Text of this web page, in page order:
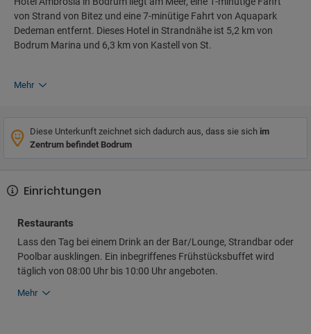
von Strand von Bitez und eine 7-minütige Fahrt von Aquapark
Dedeman entfernt. Dieses Hotel in Strandnähe ist 5,2 km von
Bodrum Marina und 6,3 km von Kastell von St.
Mehr
Diese Unterkunft zeichnet sich dadurch aus, dass sie sich im
Zentrum befindet Bodrum
Einrichtungen
Restaurants
Lass den Tag bei einem Drink an der Bar/Lounge, Strandbar oder
Poolbar ausklingen. Ein inbegriffenes Frühstücksbuffet wird
täglich von 08:00 Uhr bis 10:00 Uhr angeboten.
Mehr